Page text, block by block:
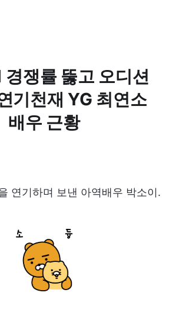
쟁률 뚫고 오디션
기천재 YG 최연소
배우 근황
연기하며 보낸 아역배우 박소이.